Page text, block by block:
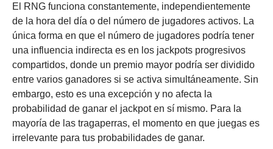
El RNG funciona constantemente, independientemente
de la hora del día o del número de jugadores activos. La
única forma en que el número de jugadores podría tener
una influencia indirecta es en los jackpots progresivos
compartidos, donde un premio mayor podría ser dividido
entre varios ganadores si se activa simultáneamente. Sin
embargo, esto es una excepción y no afecta la
probabilidad de ganar el jackpot en sí mismo. Para la
mayoría de las tragaperras, el momento en que juegas es
irrelevante para tus probabilidades de ganar.